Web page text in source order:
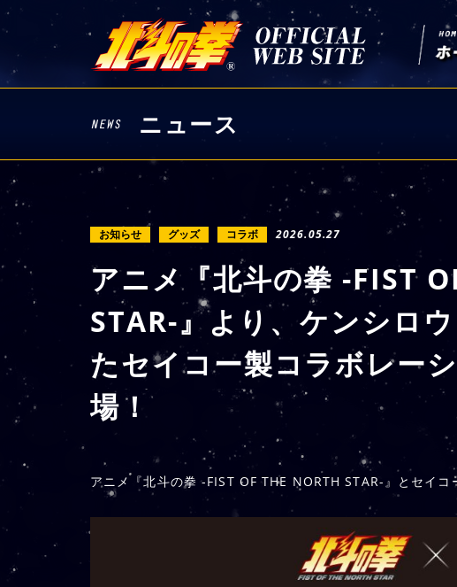
ニュース
お知らせ グッズ コラボ 2026.05.27
アニメ『北斗の拳 -FIST
STAR-』より、ケンシロ
たセイコー製コラボレー
場！
アニメ『北斗の拳 -FIST OF THE NORTH STAR-』とセイコ